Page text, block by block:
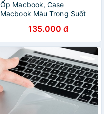
Ốp Macbook, Case
Macbook Màu Trong Suốt
Chống Gẫy Sạc)
135.000 đ